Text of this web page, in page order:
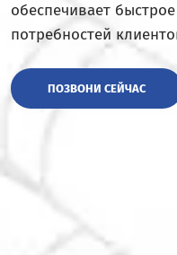
обеспечивает
потребностей
ПОЗВОНИ СЕЙЧАС